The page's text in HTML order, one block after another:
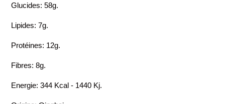
Glucides: 58g.
Lipides: 7g.
Protéines: 12g.
Fibres: 8g.
Energie: 344 Kcal - 1440 Kj.